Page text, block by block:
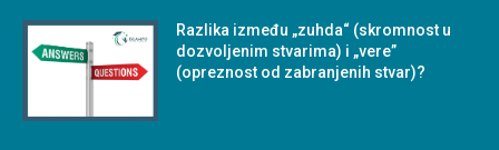
Razlika između „zuhda“ (skromnost u
dozvoljenim stvarima) i „vere”
(opreznost od zabranjenih stvar)?